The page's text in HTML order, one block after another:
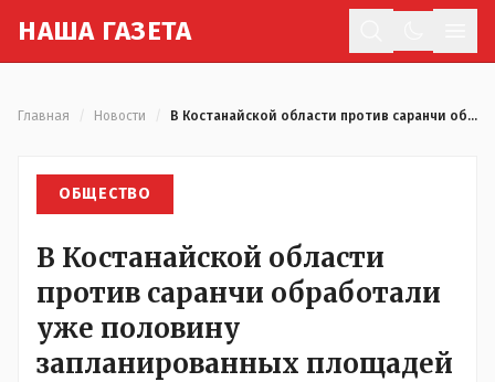
НАША ГАЗЕТА
Главная Новости В Костанайской области против саранчи обработали уже половину запланированных площадей
ОБЩЕСТВО
В Костанайской области
против саранчи обработали
уже половину
запланированных площадей